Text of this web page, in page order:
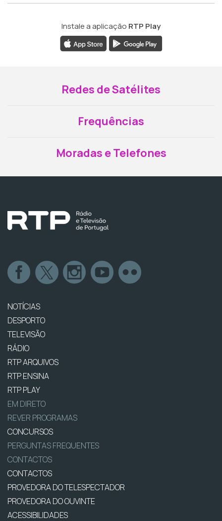
Instale a aplicação RTP Play
Redes de Satélites
Frequências
Moradas e Telefones
NOTÍCIAS
DESPORTO
TELEVISÃO
RÁDIO
RTP ARQUIVOS
RTP ENSINA
RTP PLAY
EM DIRETO
REVER PROGRAMAS
CONCURSOS
PERGUNTAS FREQUENTES
CONTACTOS
CONTACTOS
PROVEDORA DO TELESPECTADOR
PROVEDORA DO OUVINTE
ACESSIBILIDADES